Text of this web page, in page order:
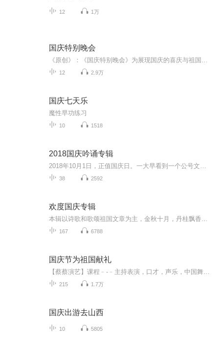
12 1万
国庆特别晚会
12 2.9万
国庆七天乐
魔性早功练习
10 1518
2018国庆吟诵专辑
38 2592
欢度国庆专辑
167 6788
国庆节为祖国献礼
215 1.7万
国庆出游去山西
10 5805